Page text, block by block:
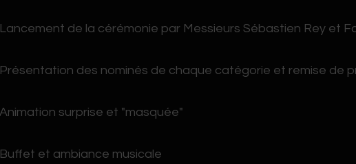
Lancement de la cérémonie par Messieurs Sébastien Rey et
Présentation des nominés de chaque catégorie et remise de
surprise et "masquée"
Buffet et ambiance musicale